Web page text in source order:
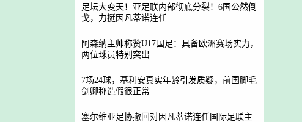
足坛大变天！亚足联内部彻底分裂！6国公然倒
戈，力挺因凡蒂诺连任
阿森纳主帅称赞U17国足：具备欧洲赛场实力，
两位球员特别突出
7场24球，基利安真实年龄引发质疑，前国脚毛
剑卿称造假很正常
塞尔维亚足协撤回对因凡蒂诺连任国际足联主